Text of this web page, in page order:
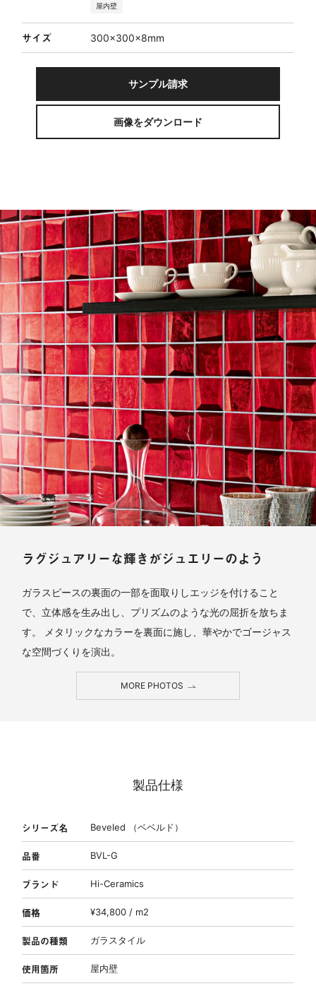
屋内壁
サイズ 300×300×8mm
サンプル請求
画像をダウンロード
ラグジュアリーな輝きがジュエリーのよう
ガラスピースの裏面の一部を面取りしエッジを付けること
で、立体感を生み出し、プリズムのような光の屈折を放ちま
す。 メタリックなカラーを裏面に施し、華やかでゴージャス
な空間づくりを演出。
MORE PHOTOS
製品仕様
シリーズ名 Beveled （ベベルド）
品番 BVL-G
ブランド Hi-Ceramics
価格 ¥34,800 / m2
製品の種類 ガラスタイル
使用箇所 屋内壁